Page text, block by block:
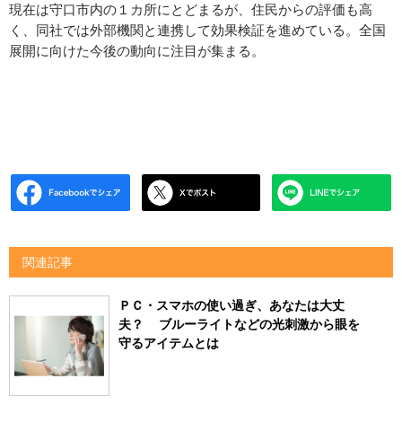
現在は守口市内の１カ所にとどまるが、住民からの評価も高
く、同社では外部機関と連携して効果検証を進めている。全国
展開に向けた今後の動向に注目が集まる。
関連記事
ＰＣ・スマホの使い過ぎ、あなたは大丈
夫？ ブルーライトなどの光刺激から眼を
守るアイテムとは